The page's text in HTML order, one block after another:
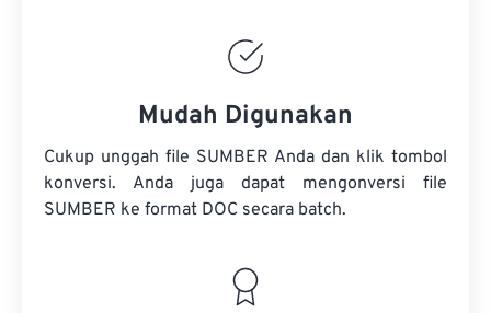
Mudah Digunakan
Cukup unggah file SUMBER Anda dan klik tombol
konversi. Anda juga dapat mengonversi file
SUMBER ke format DOC secara batch.